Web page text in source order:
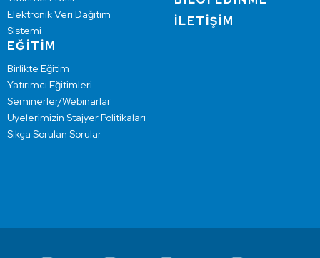
Elektronik Veri Dağıtım
Sistemi
EĞİTİM
Birlikte Eğitim
Yatırımcı Eğitimleri
Seminerler/Webinarlar
Üyelerimizin Stajyer Politikaları
Sıkça Sorulan Sorular
İLETİŞİM